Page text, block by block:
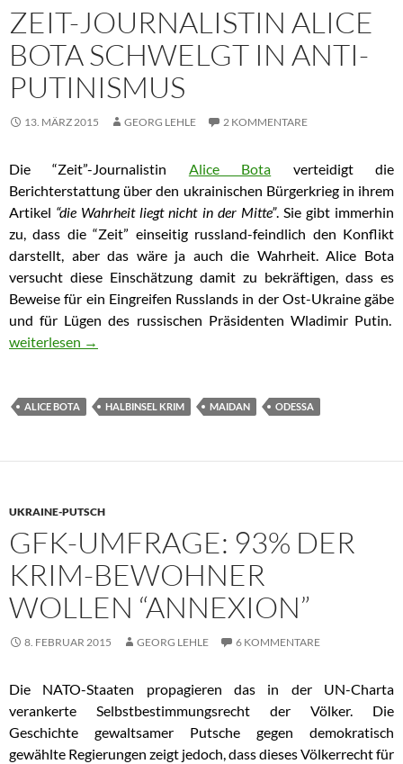
ZEIT-JOURNALISTIN ALICE
BOTA SCHWELGT IN ANTI-
PUTINISMUS
13. MÄRZ 2015 GEORG LEHLE 2 KOMMENTARE
Die “Zeit”-Journalistin Alice Bota verteidigt die
Berichterstattung über den ukrainischen Bürgerkrieg in ihrem
Artikel “die Wahrheit liegt nicht in der Mitte”. Sie gibt immerhin
zu, dass die “Zeit” einseitig russland-feindlich den Konflikt
darstellt, aber das wäre ja auch die Wahrheit. Alice Bota
versucht diese Einschätzung damit zu bekräftigen, dass es
Beweise für ein Eingreifen Russlands in der Ost-Ukraine gäbe
und für Lügen des russischen Präsidenten Wladimir Putin.
Zeit-Journalistin Alice Bota schwelgt in Anti-Putinismus
weiterlesen →
ALICE BOTA HALBINSEL KRIM MAIDAN ODESSA
UKRAINE-PUTSCH
GFK-UMFRAGE: 93% DER
KRIM-BEWOHNER
WOLLEN “ANNEXION”
8. FEBRUAR 2015 GEORG LEHLE 6 KOMMENTARE
Die NATO-Staaten propagieren das in der UN-Charta
verankerte Selbstbestimmungsrecht der Völker. Die
Geschichte gewaltsamer Putsche gegen demokratisch
gewählte Regierungen zeigt jedoch, dass dieses Völkerrecht für